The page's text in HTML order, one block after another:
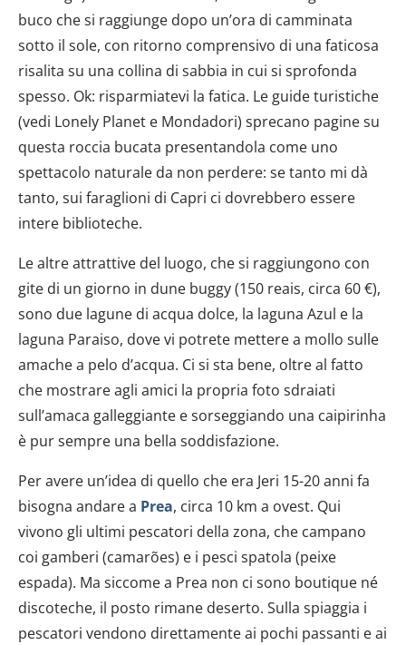
buco che si raggiunge dopo un’ora di camminata
sotto il sole, con ritorno comprensivo di una faticosa
risalita su una collina di sabbia in cui si sprofonda
spesso. Ok: risparmiatevi la fatica. Le guide turistiche
(vedi Lonely Planet e Mondadori) sprecano pagine su
questa roccia bucata presentandola come uno
spettacolo naturale da non perdere: se tanto mi dà
tanto, sui faraglioni di Capri ci dovrebbero essere
intere biblioteche.
Le altre attrattive del luogo, che si raggiungono con
gite di un giorno in dune buggy (150 reais, circa 60 €),
sono due lagune di acqua dolce, la laguna Azul e la
laguna Paraiso, dove vi potrete mettere a mollo sulle
amache a pelo d’acqua. Ci si sta bene, oltre al fatto
che mostrare agli amici la propria foto sdraiati
sull’amaca galleggiante e sorseggiando una caipirinha
è pur sempre una bella soddisfazione.
Per avere un’idea di quello che era Jeri 15-20 anni fa
bisogna andare a Prea, circa 10 km a ovest. Qui
vivono gli ultimi pescatori della zona, che campano
coi gamberi (camarões) e i pesci spatola (peixe
espada). Ma siccome a Prea non ci sono boutique né
discoteche, il posto rimane deserto. Sulla spiaggia i
pescatori vendono direttamente ai pochi passanti e ai